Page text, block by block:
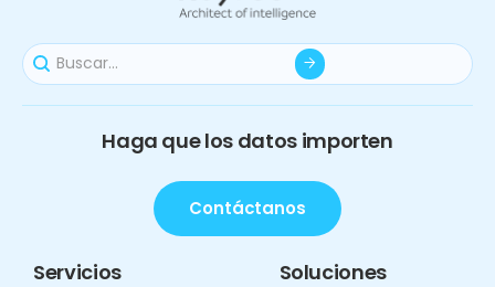
Haga que los datos importen
Contáctanos
Servicios Soluciones